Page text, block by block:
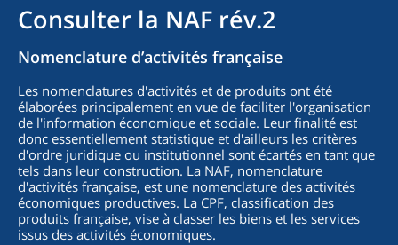
Consulter la NAF rév.2
Nomenclature d’activités française
Les nomenclatures d'activités et de produits ont été
élaborées principalement en vue de faciliter l'organisation
de l'information économique et sociale. Leur finalité est
donc essentiellement statistique et d'ailleurs les critères
d'ordre juridique ou institutionnel sont écartés en tant que
tels dans leur construction. La NAF, nomenclature
d'activités française, est une nomenclature des activités
économiques productives. La CPF, classification des
produits française, vise à classer les biens et les services
issus des activités économiques.